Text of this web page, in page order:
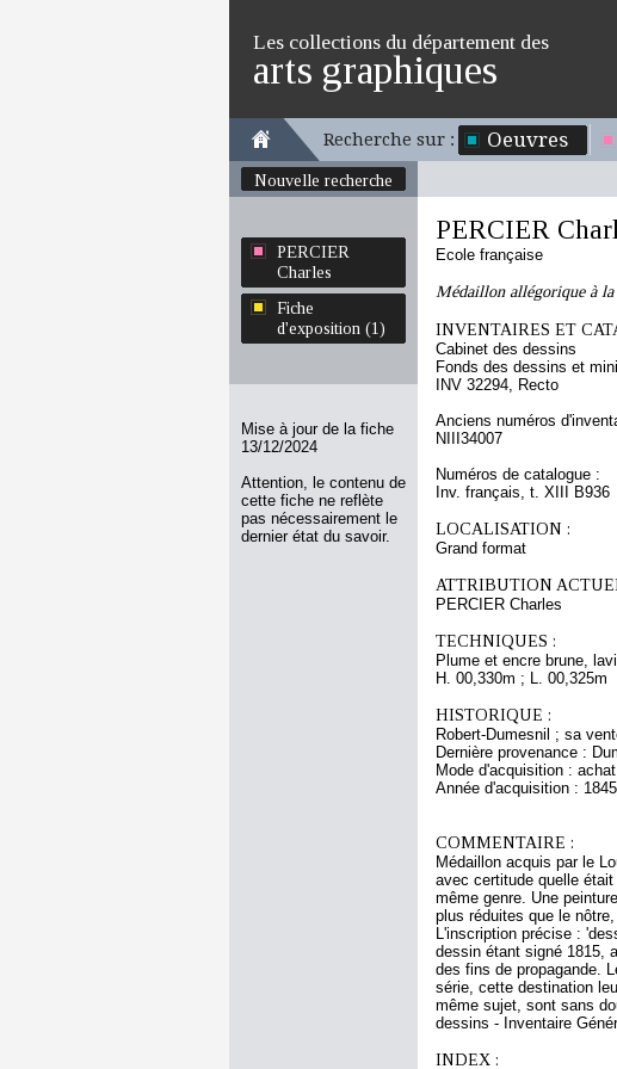
Les collections du département des
arts graphiques
Recherche sur : Oeuvres
Nouvelle recherche
PERCIER
Charles
Fiche
d'exposition (1)
Mise à jour de la fiche
13/12/2024
Attention, le contenu de
cette fiche ne reflète
pas nécessairement le
dernier état du savoir.
PERCIER
Ecole française
Médaillon allégorique à
INVENTAIRES ET
Cabinet des dessins
Fonds des dessins et
INV 32294, Recto
Anciens numéros
NIII34007
Numéros de catalogue :
Inv. français, t. XIII B936
LOCALISATION :
Grand format
ATTRIBUTION
PERCIER Charles
TECHNIQUES :
Plume et encre brune,
H. 00,330m ; L. 00,325m
HISTORIQUE :
Robert-Dumesnil ; sa
Dernière provenance :
Mode d'acquisition : achat
Année d'acquisition : 1845
COMMENTAIRE :
Médaillon acquis par le
avec certitude quelle
même genre. Une
plus réduites que le
L'inscription précise :
dessin étant signé 1815,
des fins de propagande.
série, cette destination
même sujet, sont sans
dessins - Inventaire
INDEX :